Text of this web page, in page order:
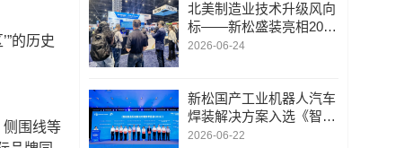
的历史
围线等
北美制造业技术升级风向
标——新松盛装亮相2026
美国工业自动化及机器人
2026-06-24
新松国产工业机器人汽车
焊装解决方案入选《智能
制造系统解决方案参考目
2026-06-22